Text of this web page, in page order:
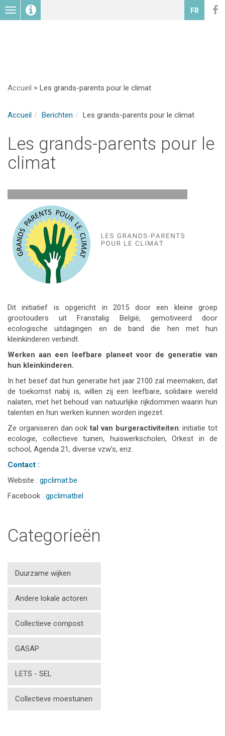
Toggle
navigation
FR
Accueil > Les grands-parents pour le climat
Accueil Berichten Les grands-parents pour le climat
Les grands-parents pour le
climat
Dit initiatief is opgericht in 2015 door een kleine groep
grootouders uit Franstalig België, gemotiveerd door
ecologische uitdagingen en de band die hen met hun
kleinkinderen verbindt.
Werken aan een leefbare planeet voor de generatie van
hun kleinkinderen.
In het besef dat hun generatie het jaar 2100 zal meemaken, dat
de toekomst nabij is, willen zij een leefbare, solidaire wereld
nalaten, met het behoud van natuurlijke rijkdommen waarin hun
talenten en hun werken kunnen worden ingezet.
Ze organiseren dan ooktal van burgeractiviteiten: initiatie tot
ecologie, collectieve tuinen, huiswerkscholen, Orkest in de
school, Agenda 21, diverse vzw’s, enz.
Contact :
Website : gpclimat.be
Facebook : gpclimatbel
Categorieën
Duurzame wijken
Andere lokale actoren
Collectieve compost
GASAP
LETS - SEL
Collectieve moestuinen